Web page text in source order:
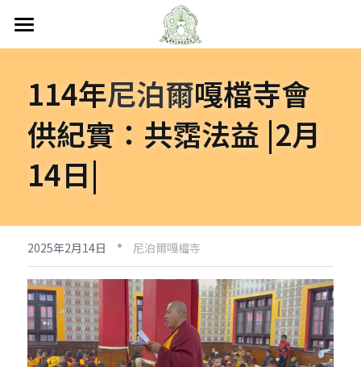
首頁
關於嘎檔
認識嘎檔
傳承祖師
嘎檔修行
嘎檔經藏
阿帝夏大尊者及嘎檔四天
十六圓點
弘法日誌
非洲
越南
法會活動
弘法活動
活動集錦
人文關懷
關懷流浪動物
加入義工
聯絡嘎檔
嘎檔分會
台灣
聯絡我們
立即捐款
114年尼泊爾嘎檔寺會
供紀實：共霑法益 |2月
14日|
2025年2月14日 · 尼泊爾嘎檔寺